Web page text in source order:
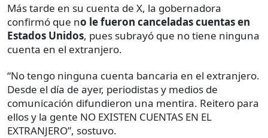
Más tarde en su cuenta de X, la gobernadora
confirmó que no le fueron canceladas cuentas en
Estados Unidos, pues subrayó que no tiene ninguna
cuenta en el extranjero.
“No tengo ninguna cuenta bancaria en el extranjero.
Desde el día de ayer, periodistas y medios de
comunicación difundieron una mentira. Reitero para
ellos y la gente NO EXISTEN CUENTAS EN EL
EXTRANJERO”, sostuvo.